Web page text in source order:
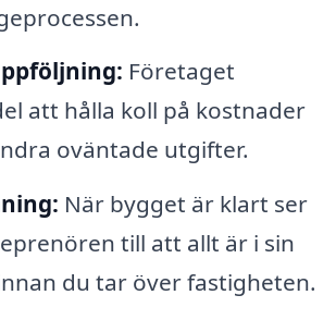
Företaget
att hålla koll på kostnader
oväntade utgifter.
När bygget är klart ser
till att allt är i sin
du tar över fastigheten.